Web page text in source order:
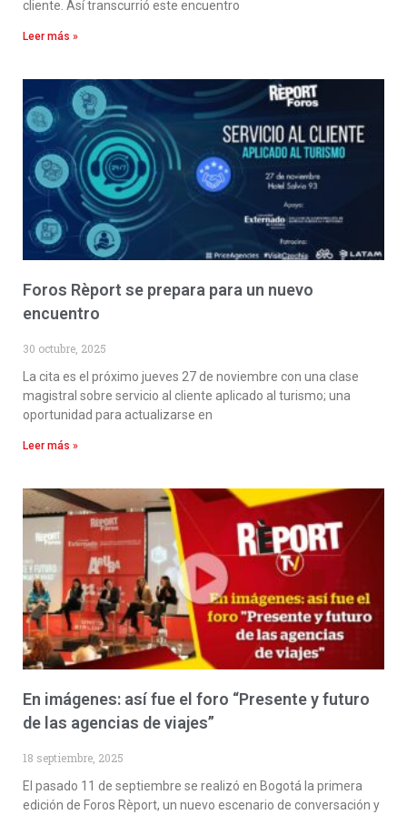
cliente. Así transcurrió este encuentro
Leer más »
Foros Rèport se prepara para un nuevo
encuentro
30 octubre, 2025
La cita es el próximo jueves 27 de noviembre con una clase
magistral sobre servicio al cliente aplicado al turismo; una
oportunidad para actualizarse en
Leer más »
En imágenes: así fue el foro “Presente y futuro
de las agencias de viajes”
18 septiembre, 2025
El pasado 11 de septiembre se realizó en Bogotá la primera
edición de Foros Rèport, un nuevo escenario de conversación y